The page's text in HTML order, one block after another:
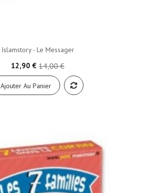
Islamstory - Le Messager
12,90 € 14,00 €
Ajouter Au Panier